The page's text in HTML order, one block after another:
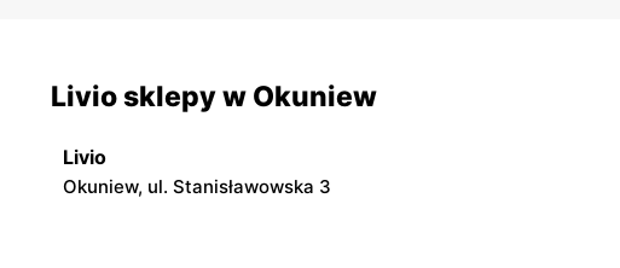
Livio sklepy w Okuniew
Livio
Okuniew, ul. Stanisławowska 3